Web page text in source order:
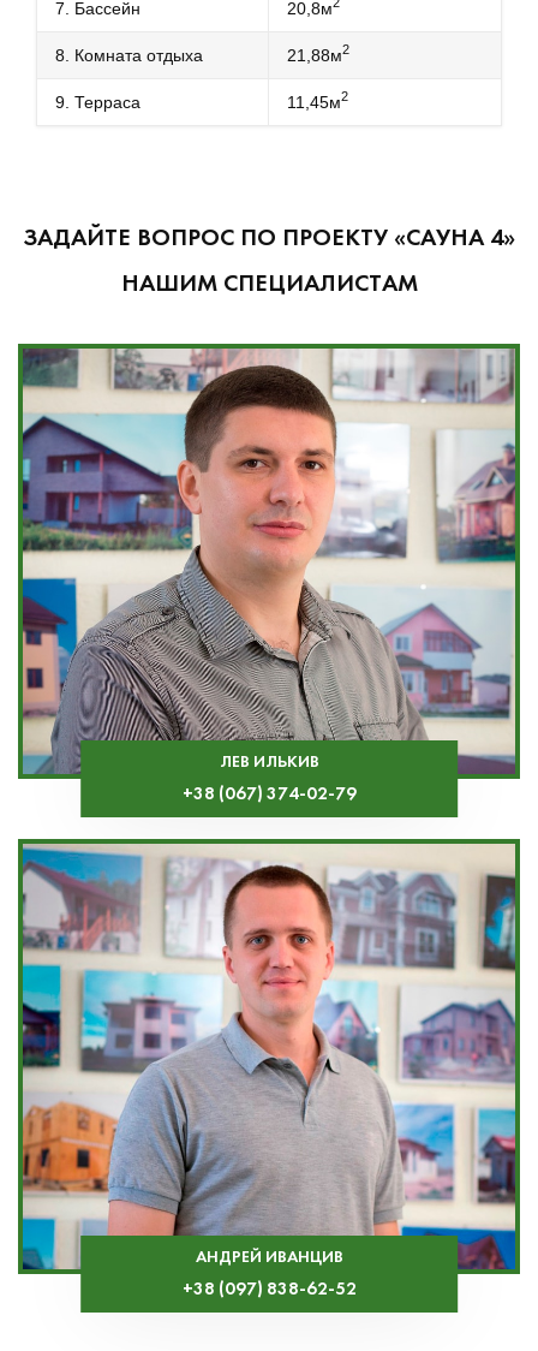
7. Бассейн 20,8м
8. Комната отдыха 21,88м2
9. Терраса 11,45м2
ЗАДАЙТЕ ВОПРОС ПО ПРОЕКТУ «САУНА 4»
НАШИМ СПЕЦИАЛИСТАМ
ЛЕВ ИЛЬКИВ
+38 (067) 374-02-79
АНДРЕЙ ИВАНЦИВ
+38 (097) 838-62-52